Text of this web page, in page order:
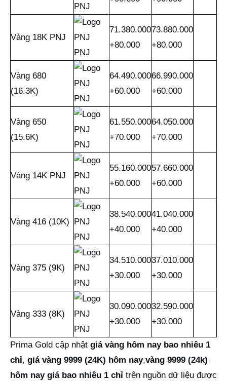
PNJ
Vàng 18K PNJ
PNJ
71.380.000
+80.000
73.880.000
+80.000
Vàng 680
(16.3K)
PNJ
64.490.000
+60.000
66.990.000
+60.000
Vàng 650
(15.6K)
PNJ
61.550.000
+70.000
64.050.000
+70.000
Vàng 14K PNJ
PNJ
55.160.000
+60.000
57.660.000
+60.000
Vàng 416 (10K)
PNJ
38.540.000
+40.000
41.040.000
+40.000
Vàng 375 (9K)
PNJ
34.510.000
+30.000
37.010.000
+30.000
Vàng 333 (8K)
PNJ
30.090.000
+30.000
32.590.000
+30.000
Prima Gold cập nhật giá vàng hôm nay bao nhiêu 1
chỉ, giá vàng 9999 (24K) hôm nay,vàng 9999 (24k)
hôm nay giá bao nhiêu 1 chỉ trên nguồn dữ liệu được